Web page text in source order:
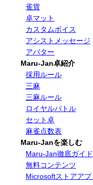
雀貨
卓マット
カスタムボイス
アシストメッセージ
アバター
Maru-Jan卓紹介
採用ルール
三麻
三麻ルール
ロイヤルバトル
セット卓
麻雀点数表
Maru-Janを楽しむ
Maru-Jan徹底ガイド
無料コンテンツ
Microsoftストアア